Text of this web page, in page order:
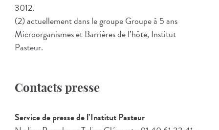
3012.
(2) actuellement dans le groupe Groupe à 5 ans
Microorganismes et Barrières de l’hôte, Institut
Pasteur.
Contacts presse
Service de presse de l’Institut Pasteur